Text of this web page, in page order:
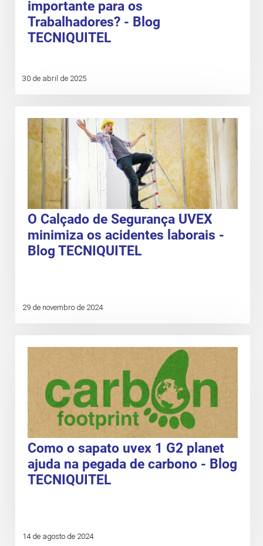
importante para os
Trabalhadores? - Blog
TECNIQUITEL
30 de abril de 2025
O Calçado de Segurança UVEX
minimiza os acidentes laborais -
Blog TECNIQUITEL
29 de novembro de 2024
Como o sapato uvex 1 G2 planet
ajuda na pegada de carbono - Blog
TECNIQUITEL
14 de agosto de 2024